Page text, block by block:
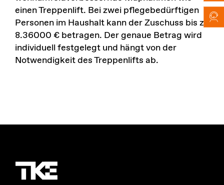
Über Uns & Kontakt
Suche
nach:
einen Treppenlift. Bei zwei pflegebedürftigen
Personen im Haushalt kann der Zuschuss bis zu
8.36000 € betragen. Der genaue Betrag wird
individuell festgelegt und hängt von der
Notwendigkeit des Treppenlifts ab.